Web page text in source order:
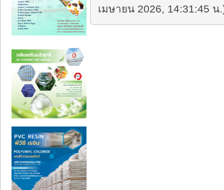
เมษายน 2026, 14:31:45 น